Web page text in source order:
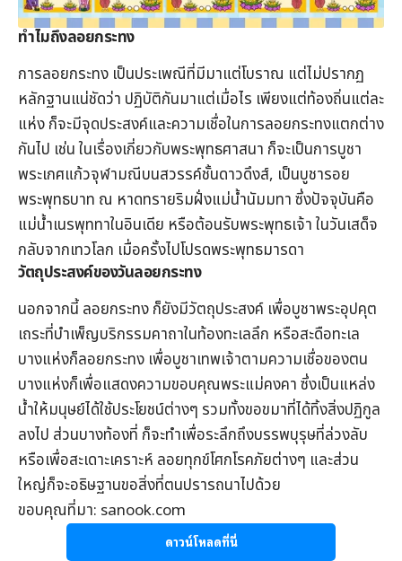
ทำไมถึงลอยกระทง
การลอยกระทง เป็นประเพณีที่มีมาแต่โบราณ แต่ไม่ปรากฏ
หลักฐานแน่ชัดว่า ปฏิบัติกันมาแต่เมื่อไร เพียงแต่ท้องถิ่นแต่ละ
แห่ง ก็จะมีจุดประสงค์และความเชื่อในการลอยกระทงแตกต่าง
กันไป เช่น ในเรื่องเกี่ยวกับพระพุทธศาสนา ก็จะเป็นการบูชา
พระเกศแก้วจุฬามณีบนสวรรค์ชั้นดาวดึงส์, เป็นบูชารอย
พระพุทธบาท ณ หาดทรายริมฝั่งแม่น้ำนัมมทา ซึ่งปัจจุบันคือ
แม่น้ำเนรพุททาในอินเดีย หรือต้อนรับพระพุทธเจ้า ในวันเสด็จ
กลับจากเทวโลก เมื่อครั้งไปโปรดพระพุทธมารดา
วัตถุประสงค์ของวันลอยกระทง
นอกจากนี้ ลอยกระทง ก็ยังมีวัตถุประสงค์ เพื่อบูชาพระอุปคุต
เถระที่บำเพ็ญบริกรรมคาถาในท้องทะเลลึก หรือสะดือทะเล
บางแห่งก็ลอยกระทง เพื่อบูชาเทพเจ้าตามความเชื่อของตน
บางแห่งก็เพื่อแสดงความขอบคุณพระแม่คงคา ซึ่งเป็นแหล่ง
น้ำให้มนุษย์ได้ใช้ประโยชน์ต่างๆ รวมทั้งขอขมาที่ได้ทิ้งสิ่งปฏิกูล
ลงไป ส่วนบางท้องที่ ก็จะทำเพื่อระลึกถึงบรรพบุรุษที่ล่วงลับ
หรือเพื่อสะเดาะเคราะห์ ลอยทุกข์โศกโรคภัยต่างๆ และส่วน
ใหญ่ก็จะอธิษฐานขอสิ่งที่ตนปรารถนาไปด้วย
ขอบคุณที่มา: sanook.com
ดาวน์โหลดที่นี่